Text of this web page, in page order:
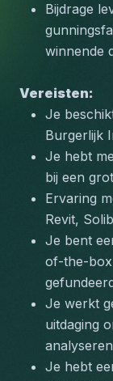
Bijdrage
winnende
Vereisten:
Je
Burgerlijk
Je hebt
bij een
Ervaring
Revit,
Je bent
of-the-
Je werkt
uitdaging
Je hebt